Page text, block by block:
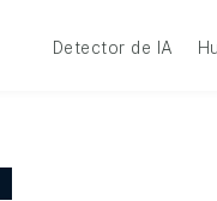
Detector de IA